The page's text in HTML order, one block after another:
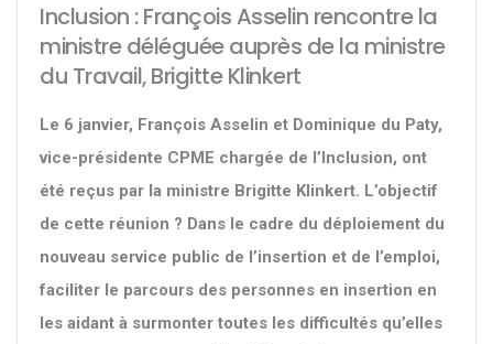
Inclusion : François Asselin rencontre la
ministre déléguée auprès de la ministre
du Travail, Brigitte Klinkert
Le 6 janvier, François Asselin et Dominique du Paty,
vice-présidente CPME chargée de l’Inclusion, ont
été reçus par la ministre Brigitte Klinkert. L’objectif
de cette réunion ? Dans le cadre du déploiement du
nouveau service public de l’insertion et de l’emploi,
faciliter le parcours des personnes en insertion en
les aidant à surmonter toutes les difficultés qu’elles